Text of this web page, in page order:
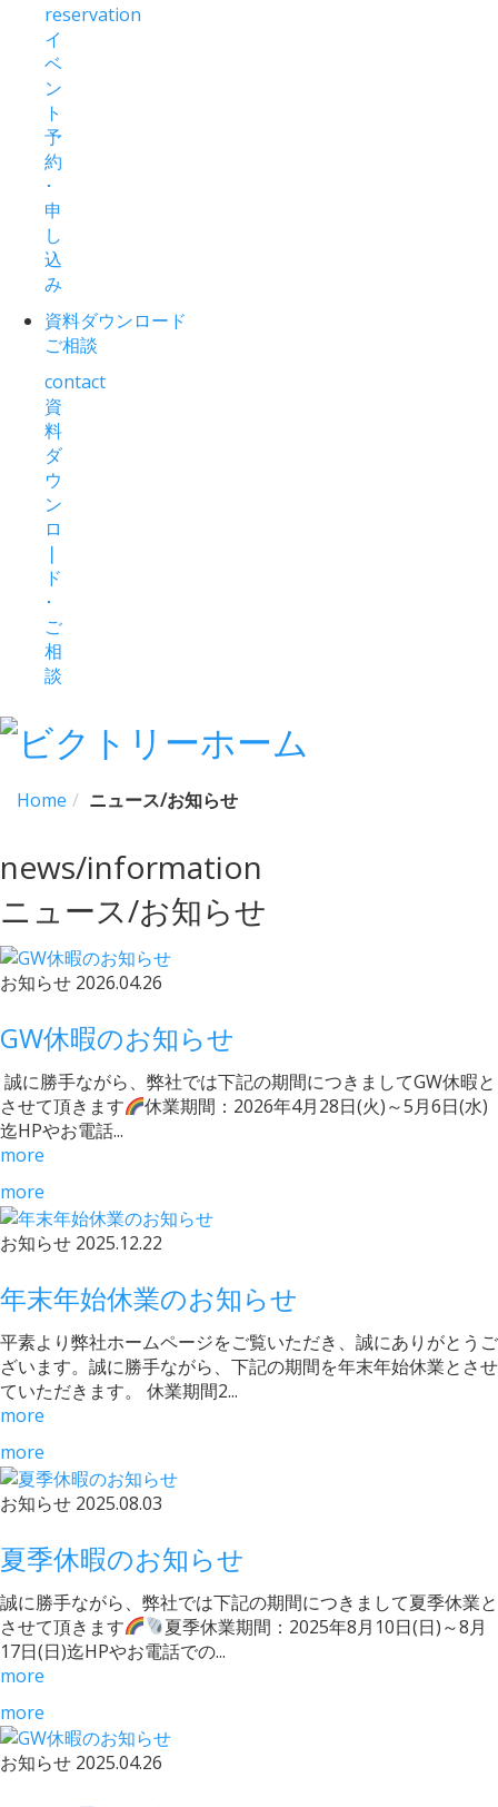
reservation
イ
ベ
ン
ト
予
約
･
申
し
込
み
資料ダウンロード
ご相談
contact
資
料
ダ
ウ
ン
ロ
❘
ド
･
ご
相
談
Home ニュース/お知らせ
news/information
ニュース/お知らせ
お知らせ 2026.04.26
GW休暇のお知らせ
誠に勝手ながら、弊社では下記の期間につきましてGW休暇と
させて頂きます
休業期間：2026年4月28日(火)～5月6日(水)
迄HPやお電話...
more
more
お知らせ 2025.12.22
年末年始休業のお知らせ
平素より弊社ホームページをご覧いただき、誠にありがとうご
ざいます。誠に勝手ながら、下記の期間を年末年始休業とさせ
ていただきます。 休業期間2...
more
more
お知らせ 2025.08.03
夏季休暇のお知らせ
誠に勝手ながら、弊社では下記の期間につきまして夏季休業と
させて頂きます
夏季休業期間：2025年8月10日(日)～8月
17日(日)迄HPやお電話での...
more
more
お知らせ 2025.04.26